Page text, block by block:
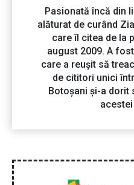
Pasionată încă din
alăturat de curând
care îl citea de la
august 2009. A
care a reușit să
de cititori unici
Botoșani și-a dorit